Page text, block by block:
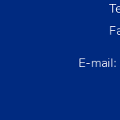
E-mail: